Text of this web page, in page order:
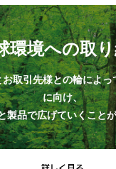
環境への取
取引先様との輪によ
に向け、
製品で広げていくこと